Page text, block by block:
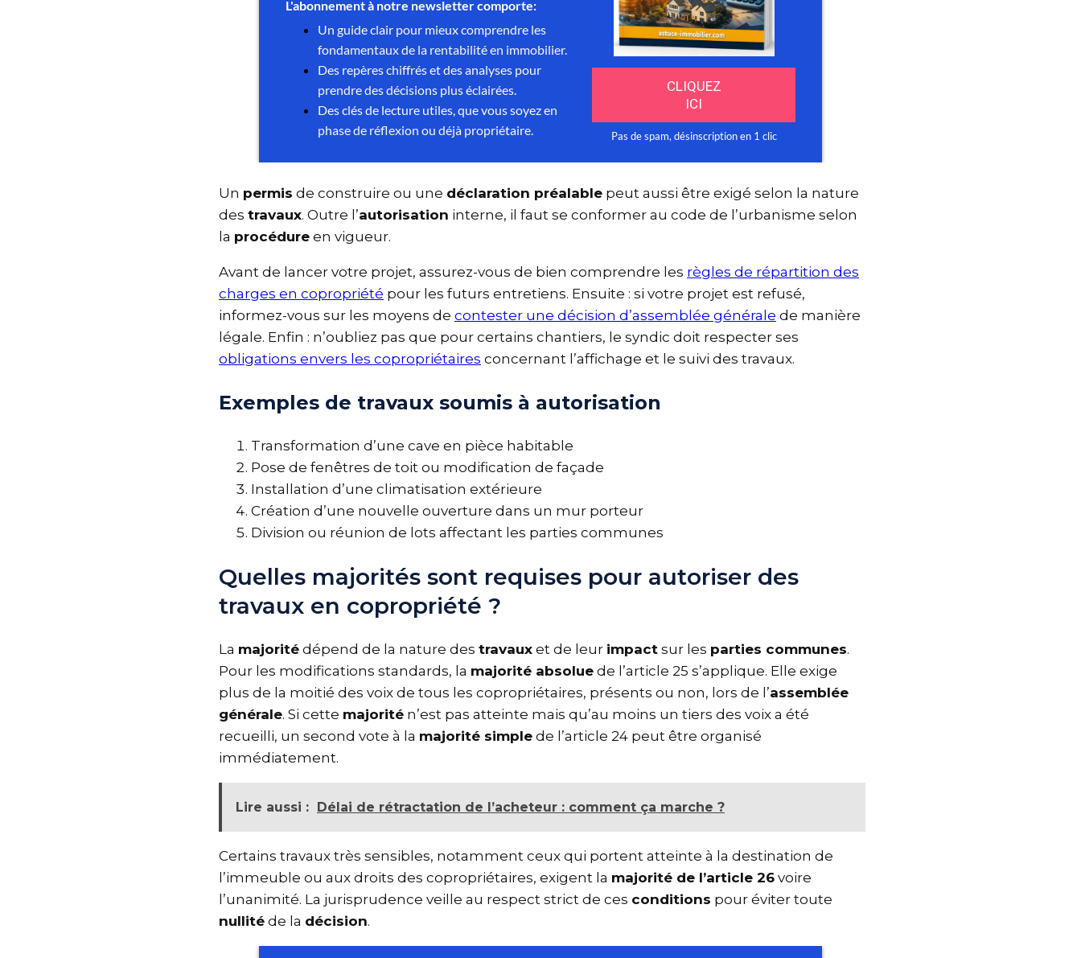
Unpermisde construire ou unedéclaration préalablepeut aussi être exigé selon la nature
destravaux. Outre l’autorisationinterne, il faut se conformer au code de l’urbanisme selon
laprocédureen vigueur.
Avant de lancer votre projet, assurez-vous de bien comprendre lesrègles de répartition des
charges en copropriétépour les futurs entretiens. Ensuite : si votre projet est refusé,
informez-vous sur les moyens decontester une décision d’assemblée généralede manière
légale. Enfin : n’oubliez pas que pour certains chantiers, le syndic doit respecter ses
obligations envers les copropriétairesconcernant l’affichage et le suivi des travaux.
Exemples de travaux soumis à autorisation
Transformation d’une cave en pièce habitable
Pose de fenêtres de toit ou modification de façade
Installation d’une climatisation extérieure
Création d’une nouvelle ouverture dans un mur porteur
Division ou réunion de lots affectant les parties communes
Quelles majorités sont requises pour autoriser des
travaux en copropriété ?
Lamajoritédépend de la nature destravauxet de leurimpactsur lesparties communes
Pour les modifications standards, lamajorité absoluede l’article 25 s’applique. Elle exige
plus de la moitié des voix de tous les copropriétaires, présents ou non, lors de l’assemblée
générale. Si cettemajoritén’est pas atteinte mais qu’au moins un tiers des voix a été
recueilli, un second vote à lamajorité simplede l’article 24 peut être organisé
immédiatement.
Lire aussi : Délai de rétractation de l’acheteur : comment ça marche ?
Certains travaux très sensibles, notamment ceux qui portent atteinte à la destination de
l’immeuble ou aux droits des copropriétaires, exigent lamajorité de l’article 26voire
l’unanimité. La jurisprudence veille au respect strict de cesconditionspour éviter toute
nullitéde ladécision